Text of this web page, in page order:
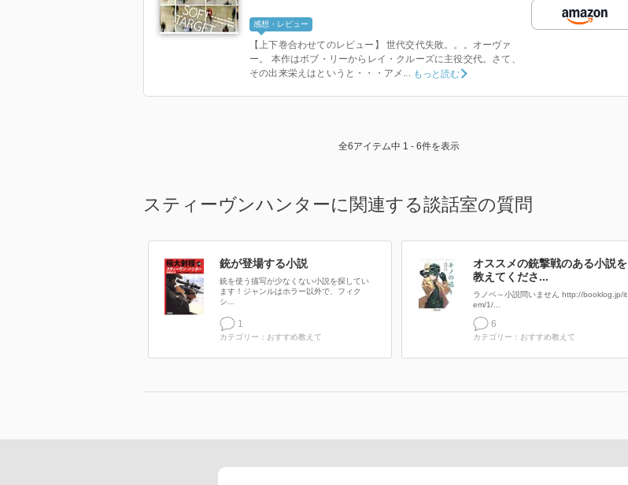
感想・レビュー
【上下巻合わせてのレビュー】 世代交代失敗。。。オーヴァ
ー。 本作はボブ・リーからレイ・クルーズに主役交代。さて、
その出来栄えはというと・・・アメ... もっと読む
全6アイテム中 1 - 6件を表示
スティーヴンハンターに関連する談話室の質問
銃が登場する小説
銃を使う描写が少なくない小説を探してい
ます！ジャンルはホラー以外で、フィク
シ...
1
カテゴリー：おすすめ教えて
オススメの銃撃戦のある小説を
教えてくださ...
ラノベ～小説問いません http://booklog.jp/it
em/1/...
6
カテゴリー：おすすめ教えて